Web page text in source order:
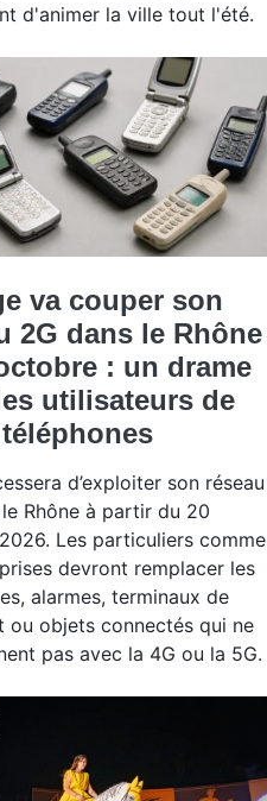
d'animer la ville tout l'été.
va couper son
2G dans le Rhône
: un drame
utilisateurs de
d’exploiter son réseau
Rhône à partir du 20
Les particuliers comme
devront remplacer les
alarmes, terminaux de
ou objets connectés qui ne
pas avec la 4G ou la 5G.